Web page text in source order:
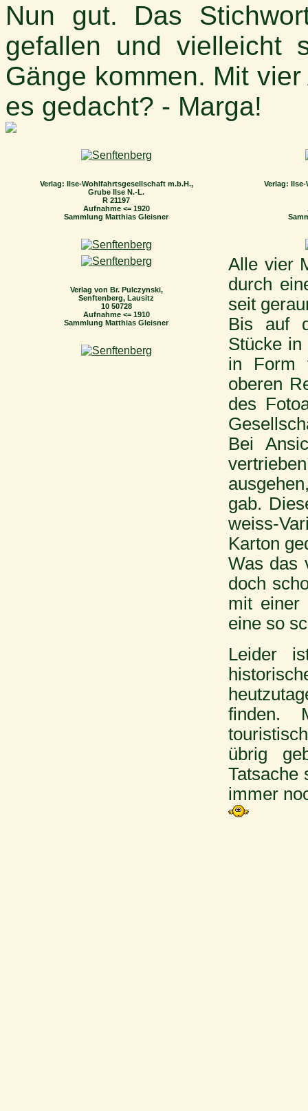
Nun gut. Das
gefallen und vielleicht
Gänge kommen. Mit
es gedacht? - Marga!
Verlag: Ilse-Wohlfahrtsgesellschaft m.b.H.,
Grube Ilse N.-L.
R 21197
Aufnahme <= 1920
Sammlung Matthias Gleisner
Verlag:
Verlag von Br. Pulczynski,
Senftenberg, Lausitz
10 50728
Aufnahme <= 1910
Sammlung Matthias Gleisner
Alle vier
durch
seit
Bis auf
Stücke in
in Form
oberen
des
Bei
gab.
weiss-
Karton
Was das
doch
mit einer
eine so
Leider
finden.
übrig
Tatsache
immer